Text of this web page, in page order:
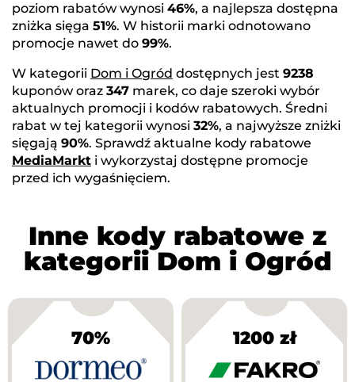
poziom rabatów wynosi 46%, a najlepsza dostępna
zniżka sięga 51%. W historii marki odnotowano
promocje nawet do 99%.
W kategorii Dom i Ogród dostępnych jest 9238
kuponów oraz 347 marek, co daje szeroki wybór
aktualnych promocji i kodów rabatowych. Średni
rabat w tej kategorii wynosi 32%, a najwyższe zniżki
sięgają 90%. Sprawdź aktualne kody rabatowe
MediaMarkt i wykorzystaj dostępne promocje
przed ich wygaśnięciem.
Inne kody rabatowe z
kategorii Dom i Ogród
70% 1200 zł